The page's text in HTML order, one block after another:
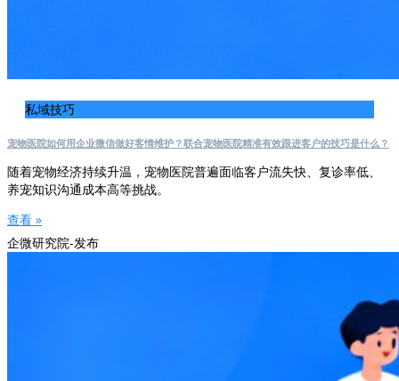
私域技巧
宠物医院如何用企业微信做好客情维护？联合宠物医院精准有效跟进客户的技巧是什么？
随着宠物经济持续升温，宠物医院普遍面临客户流失快、复诊率低、
养宠知识沟通成本高等挑战。
查看 »
企微研究院-发布